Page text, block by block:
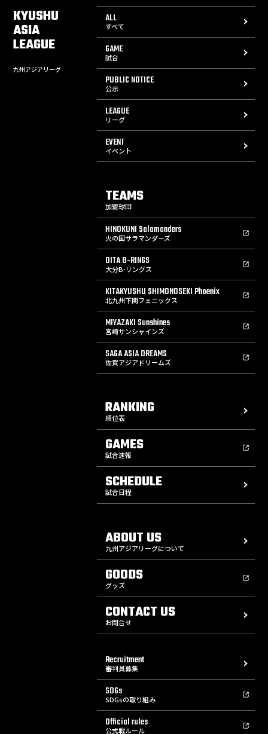
KYUSHU
ASIA
LEAGUE
九州アジアリーグ
ALL
すべて
GAME
試合
PUBLIC NOTICE
公示
LEAGUE
リーグ
EVENT
イベント
TEAMS
加盟球団
HINOKUNI Salamanders
火の国サラマンダーズ
OITA B-RINGS
大分B-リングス
KITAKYUSHU SHIMONOSEKI Phoenix
北九州下関フェニックス
MIYAZAKI Sunshines
宮崎サンシャインズ
SAGA ASIA DREAMS
佐賀アジアドリームズ
RANKING
順位表
GAMES
試合速報
SCHEDULE
試合日程
ABOUT US
九州アジアリーグについて
GOODS
グッズ
CONTACT US
お問合せ
Recruitment
審判員募集
SDGs
SDGsの取り組み
Official rules
公式戦ルール